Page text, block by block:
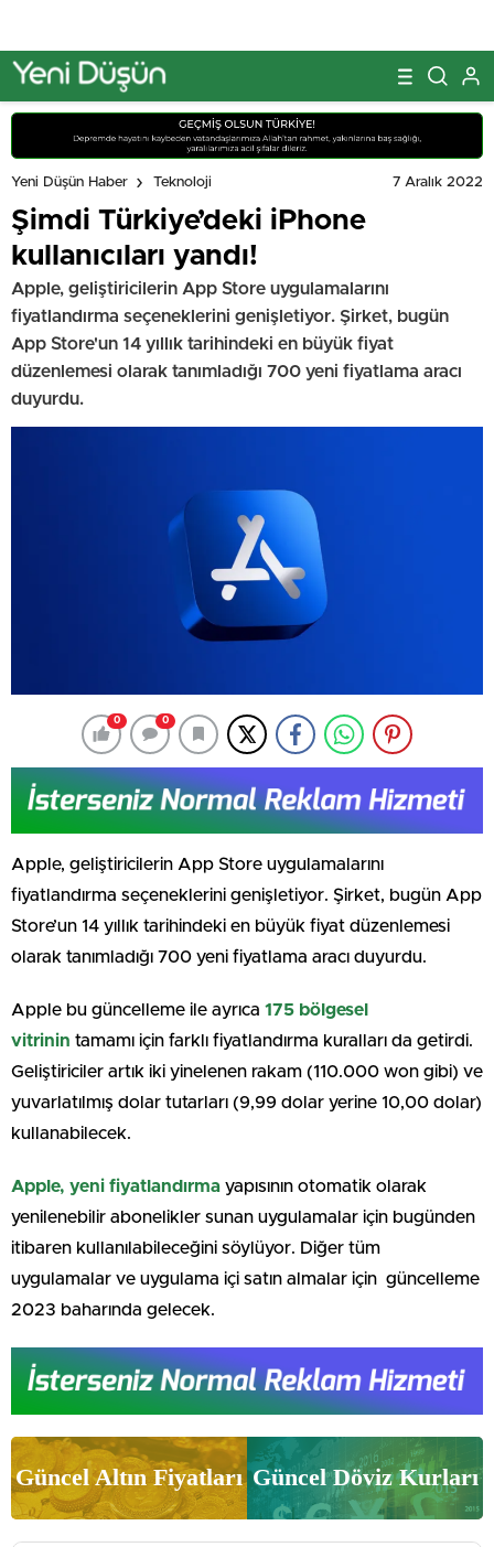
Yeni Düşün Haber Teknoloji 7 Aralık 2022
Şimdi Türkiye’deki iPhone
kullanıcıları yandı!
Apple, geliştiricilerin App Store uygulamalarını
fiyatlandırma seçeneklerini genişletiyor. Şirket, bugün
App Store'un 14 yıllık tarihindeki en büyük fiyat
düzenlemesi olarak tanımladığı 700 yeni fiyatlama aracı
duyurdu.
0 0
Apple, geliştiricilerin App Store uygulamalarını
fiyatlandırma seçeneklerini genişletiyor. Şirket, bugün App
Store’un 14 yıllık tarihindeki en büyük fiyat düzenlemesi
olarak tanımladığı 700 yeni fiyatlama aracı duyurdu.
Apple bu güncelleme ile ayrıca 175 bölgesel
vitrinin tamamı için farklı fiyatlandırma kuralları da getirdi.
Geliştiriciler artık iki yinelenen rakam (110.000 won gibi) ve
yuvarlatılmış dolar tutarları (9,99 dolar yerine 10,00 dolar)
kullanabilecek.
Apple, yeni fiyatlandırma yapısının otomatik olarak
yenilenebilir abonelikler sunan uygulamalar için bugünden
itibaren kullanılabileceğini söylüyor. Diğer tüm
uygulamalar ve uygulama içi satın almalar için güncelleme
2023 baharında gelecek.
Güncel Altın Fiyatları Güncel Döviz Kurları